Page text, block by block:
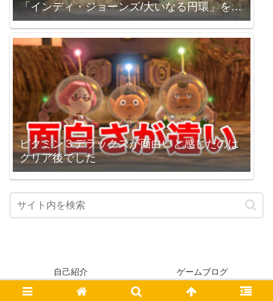
「インディ・ジョーンズ/大いなる円環」を買
いました。
ピクミン３デラックスが面白いと感じたのは
クリア後でした
自己紹介 ゲームブログ
© 2005-2026 higopage.